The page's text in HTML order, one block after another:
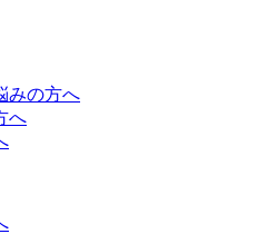
みの方へ
へ